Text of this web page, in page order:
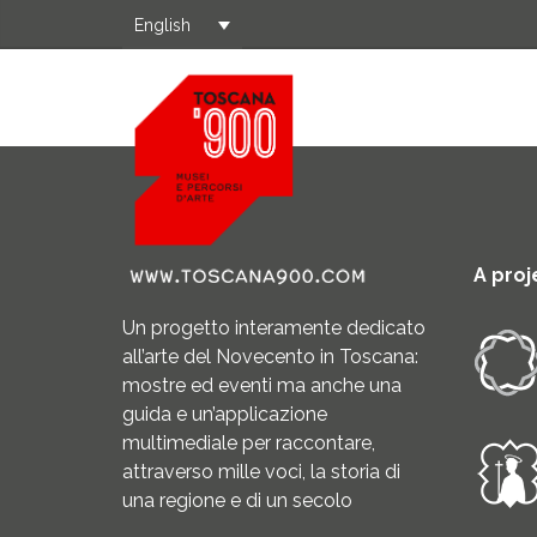
English
Un progetto interamente dedicato
all’arte del Novecento in Toscana:
mostre ed eventi ma anche una
guida e un’applicazione
multimediale per raccontare,
attraverso mille voci, la storia di
una regione e di un secolo
A